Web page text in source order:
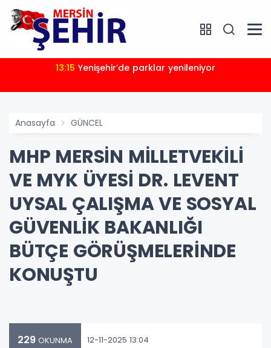
13:15 Yenişehir’de parklar yenileniyor
Anasayfa GÜNCEL
MHP MERSİN MİLLETVEKİLİ
VE MYK ÜYESİ DR. LEVENT
UYSAL ÇALIŞMA VE SOSYAL
GÜVENLİK BAKANLIĞI
BÜTÇE GÖRÜŞMELERİNDE
KONUŞTU
229 OKUNMA 12-11-2025 13:04